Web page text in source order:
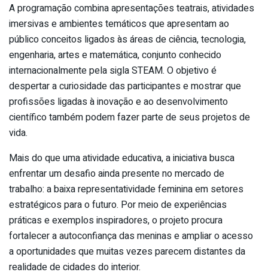
A programação combina apresentações teatrais, atividades
imersivas e ambientes temáticos que apresentam ao
público conceitos ligados às áreas de ciência, tecnologia,
engenharia, artes e matemática, conjunto conhecido
internacionalmente pela sigla STEAM. O objetivo é
despertar a curiosidade das participantes e mostrar que
profissões ligadas à inovação e ao desenvolvimento
científico também podem fazer parte de seus projetos de
vida.
Mais do que uma atividade educativa, a iniciativa busca
enfrentar um desafio ainda presente no mercado de
trabalho: a baixa representatividade feminina em setores
estratégicos para o futuro. Por meio de experiências
práticas e exemplos inspiradores, o projeto procura
fortalecer a autoconfiança das meninas e ampliar o acesso
a oportunidades que muitas vezes parecem distantes da
realidade de cidades do interior.